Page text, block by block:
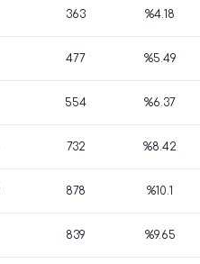
363 %4.18
477 %5.49
554 %6.37
732 %8.42
878 %10.1
839 %9.65